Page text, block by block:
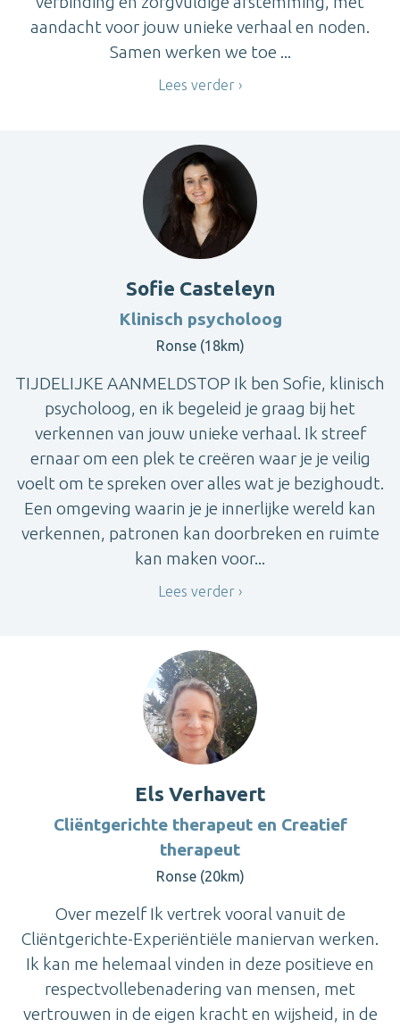
aandacht voor jouw unieke verhaal en noden.
Samen werken we toe ...
Lees verder
Sofie Casteleyn
Klinisch psycholoog
Ronse (18km)
TIJDELIJKE AANMELDSTOP Ik ben Sofie, klinisch
psycholoog, en ik begeleid je graag bij het
verkennen van jouw unieke verhaal. Ik streef
ernaar om een plek te creëren waar je je veilig
voelt om te spreken over alles wat je bezighoudt.
Een omgeving waarin je je innerlijke wereld kan
verkennen, patronen kan doorbreken en ruimte
kan maken voor...
Lees verder
Els Verhavert
Cliëntgerichte therapeut en Creatief
therapeut
Ronse (20km)
Over mezelf Ik vertrek vooral vanuit de
Cliëntgerichte-Experiëntiële maniervan werken.
Ik kan me helemaal vinden in deze positieve en
respectvollebenadering van mensen, met
vertrouwen in de eigen kracht en wijsheid, in de